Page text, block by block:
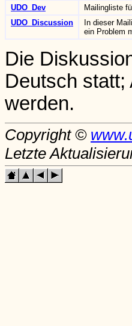
UDO_Dev
Mailingliste
UDO_Discussion
In dieser
ein Problem
Die
Deutsch statt;
werden.
Copyright ©
Letzte